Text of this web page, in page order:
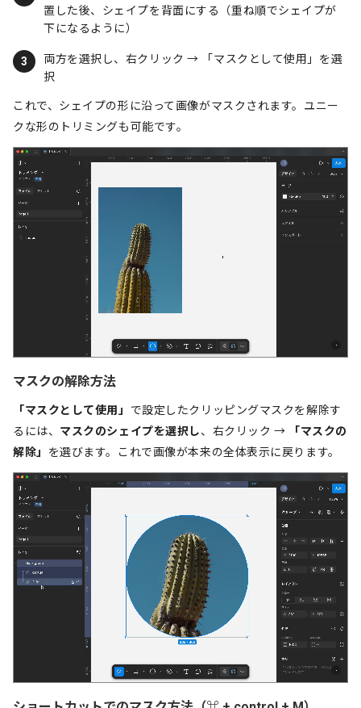
置した後、シェイプを背面にする（重ね順でシェイプが
下になるように）
両方を選択し、右クリック → 「マスクとして使用」を選
択
これで、シェイプの形に沿って画像がマスクされます。ユニー
クな形のトリミングも可能です。
マスクの解除方法
「マスクとして使用」 で設定したクリッピングマスクを解除す
るには、 マスクのシェイプを選択し、右クリック →
「マスクの
解除」 を選びます。これで画像が本来の全体表示に戻ります。